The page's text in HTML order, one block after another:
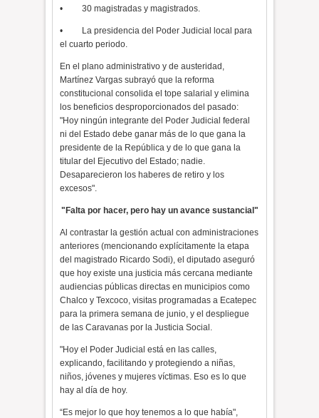
• 30 magistradas y magistrados.
• La presidencia del Poder Judicial local para
el cuarto periodo.
En el plano administrativo y de austeridad,
Martínez Vargas subrayó que la reforma
constitucional consolida el tope salarial y elimina
los beneficios desproporcionados del pasado:
"Hoy ningún integrante del Poder Judicial federal
ni del Estado debe ganar más de lo que gana la
presidente de la República y de lo que gana la
titular del Ejecutivo del Estado; nadie.
Desaparecieron los haberes de retiro y los
excesos".
"Falta por hacer, pero hay un avance sustancial"
Al contrastar la gestión actual con administraciones
anteriores (mencionando explícitamente la etapa
del magistrado Ricardo Sodi), el diputado aseguró
que hoy existe una justicia más cercana mediante
audiencias públicas directas en municipios como
Chalco y Texcoco, visitas programadas a Ecatepec
para la primera semana de junio, y el despliegue
de las Caravanas por la Justicia Social.
"Hoy el Poder Judicial está en las calles,
explicando, facilitando y protegiendo a niñas,
niños, jóvenes y mujeres víctimas. Eso es lo que
hay al día de hoy.
“Es mejor lo que hoy tenemos a lo que había",